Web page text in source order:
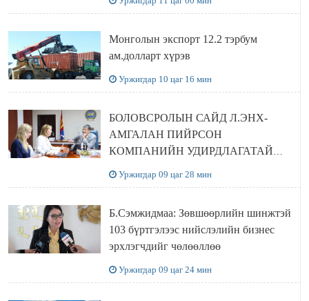
Монголын экспорт 12.2 тэрбум
ам.долларт хүрэв
Уржигдар 10 цаг 16 мин
БОЛОВСРОЛЫН САЙД Л.ЭНХ-
АМГАЛАН ПИЙРСОН
КОМПАНИЙН УДИРДЛАГАТАЙ
Уржигдар 09 цаг 28 мин
Б.Сэмжидмаа: Зөвшөөрлийн шинжтэй
103 бүртгэлээс нийслэлийн бизнес
эрхлэгчдийг чөлөөллөө
Уржигдар 09 цаг 24 мин